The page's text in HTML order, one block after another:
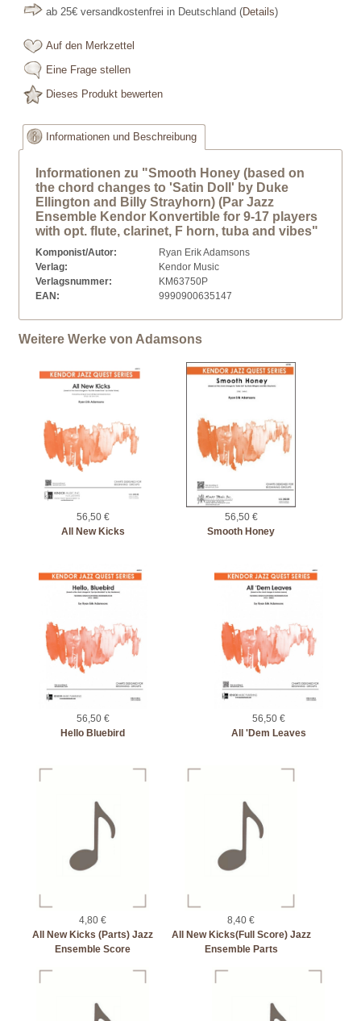
ab 25€ versandkostenfrei in Deutschland (Details)
Auf den Merkzettel
Eine Frage stellen
Dieses Produkt bewerten
Informationen und Beschreibung
Informationen zu "Smooth Honey (based on
the chord changes to 'Satin Doll' by Duke
Ellington and Billy Strayhorn) (Par Jazz
Ensemble Kendor Konvertible for 9-17 players
with opt. flute, clarinet, F horn, tuba and vibes"
Komponist/Autor:
Ryan Erik Adamsons
Verlag:
Kendor Music
Verlagsnummer:
KM63750P
EAN:
9990900635147
Weitere Werke von Adamsons
56,50 €
All New Kicks
56,50 €
Smooth Honey
56,50 €
Hello Bluebird
56,50 €
All 'Dem Leaves
4,80 €
All New Kicks (Parts) Jazz
Ensemble Score
8,40 €
All New Kicks(Full Score) Jazz
Ensemble Parts